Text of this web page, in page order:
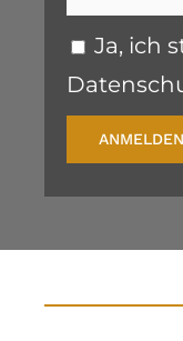
Ja, ich
ANMELDEN